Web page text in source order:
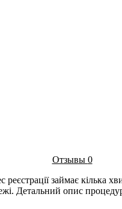
Отзывы 0
займає кілька
Детальний опис